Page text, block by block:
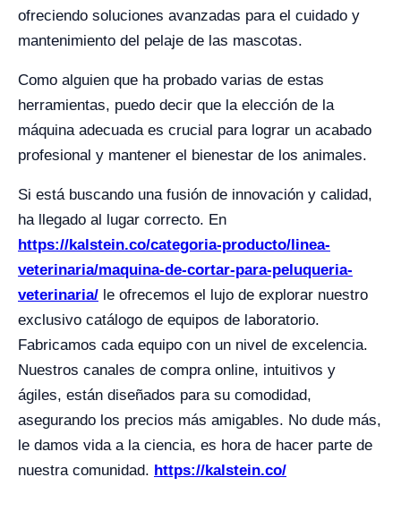
ofreciendo soluciones avanzadas para el cuidado y
mantenimiento del pelaje de las mascotas.
Como alguien que ha probado varias de estas
herramientas, puedo decir que la elección de la
máquina adecuada es crucial para lograr un acabado
profesional y mantener el bienestar de los animales.
Si está buscando una fusión de innovación y calidad,
ha llegado al lugar correcto. En
https://kalstein.co/categoria-producto/linea-
veterinaria/maquina-de-cortar-para-peluqueria-
veterinaria/ le ofrecemos el lujo de explorar nuestro
exclusivo catálogo de equipos de laboratorio.
Fabricamos cada equipo con un nivel de excelencia.
Nuestros canales de compra online, intuitivos y
ágiles, están diseñados para su comodidad,
asegurando los precios más amigables. No dude más,
le damos vida a la ciencia, es hora de hacer parte de
nuestra comunidad. https://kalstein.co/